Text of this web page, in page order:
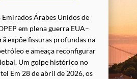
Emirados Árabes Unidos de
em plena guerra EUA–
expõe fissuras profundas na
e ameaça reconfigurar
Um golpe histórico no
Em 28 de abril de 2026, os